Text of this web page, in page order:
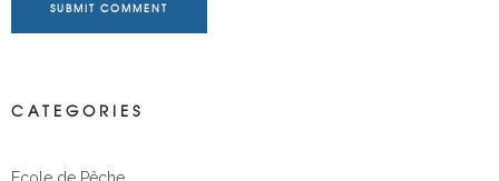
SUBMIT COMMENT
CATEGORIES